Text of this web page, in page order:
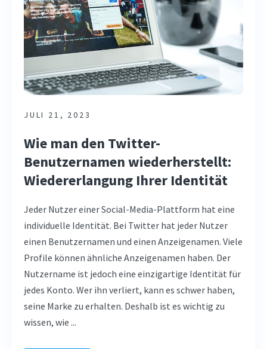
JULI 21, 2023
Wie man den Twitter-
Benutzernamen wiederherstellt:
Wiedererlangung Ihrer Identität
Jeder Nutzer einer Social-Media-Plattform hat eine
individuelle Identität. Bei Twitter hat jeder Nutzer
einen Benutzernamen und einen Anzeigenamen. Viele
Profile können ähnliche Anzeigenamen haben. Der
Nutzername ist jedoch eine einzigartige Identität für
jedes Konto. Wer ihn verliert, kann es schwer haben,
seine Marke zu erhalten. Deshalb ist es wichtig zu
wissen, wie ...